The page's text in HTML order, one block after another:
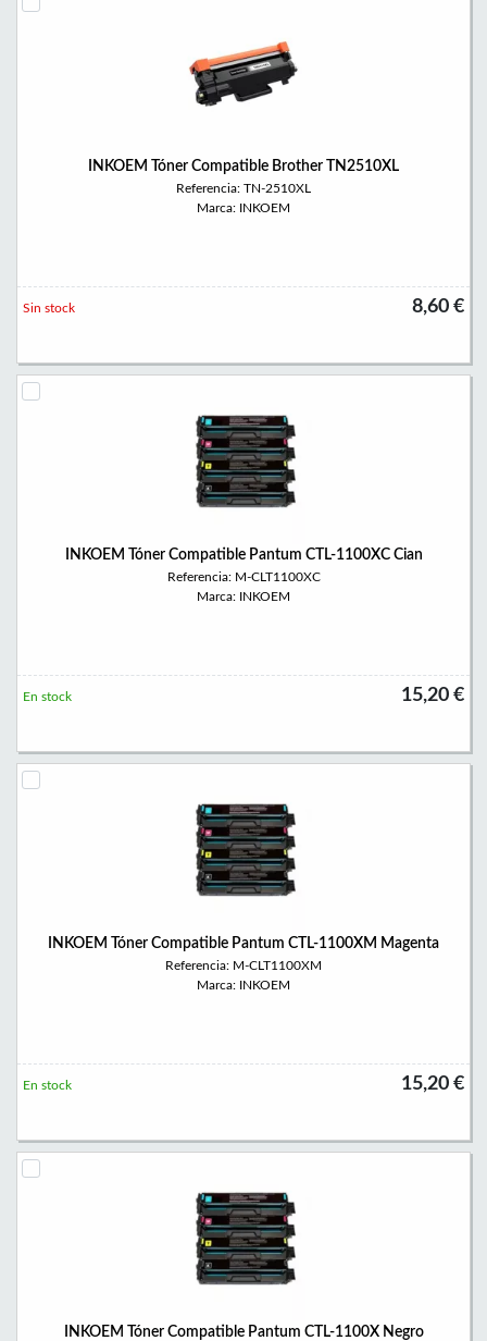
INKOEM Tóner Compatible Brother TN2510XL
Referencia: TN-2510XL
Marca: INKOEM
8,60 €
Sin stock
INKOEM Tóner Compatible Pantum CTL-1100XC Cian
Referencia: M-CLT1100XC
Marca: INKOEM
15,20 €
En stock
INKOEM Tóner Compatible Pantum CTL-1100XM Magenta
Referencia: M-CLT1100XM
Marca: INKOEM
15,20 €
En stock
INKOEM Tóner Compatible Pantum CTL-1100X Negro